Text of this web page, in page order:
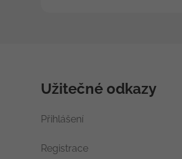
Užitečné odkazy
Přihlášení
Registrace